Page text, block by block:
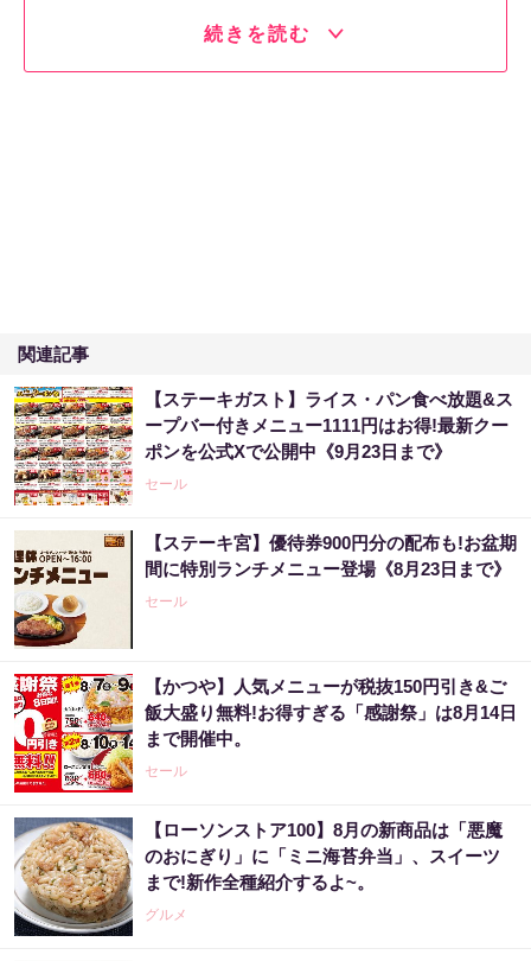
続きを読む
関連記事
【ステーキガスト】ライス・パン食べ放題&ス
ープバー付きメニュー1111円はお得!最新クー
ポンを公式Xで公開中《9月23日まで》
セール
【ステーキ宮】優待券900円分の配布も!お盆期
間に特別ランチメニュー登場《8月23日まで》
セール
【かつや】人気メニューが税抜150円引き&ご
飯大盛り無料!お得すぎる「感謝祭」は8月14日
まで開催中。
セール
【ローソンストア100】8月の新商品は「悪魔
のおにぎり」に「ミニ海苔弁当」、スイーツ
まで!新作全種紹介するよ~。
グルメ